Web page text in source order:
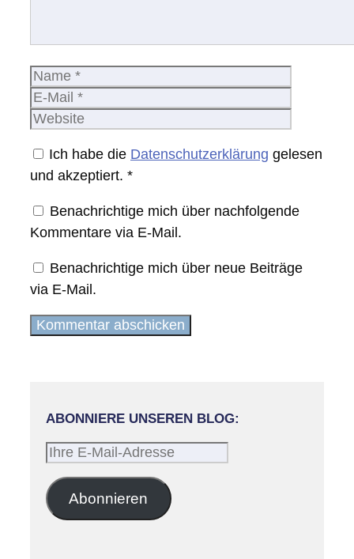
Name
Ich habe die Datenschutzerklärung gelesen
und akzeptiert. *
Benachrichtige mich über nachfolgende
Kommentare via E-Mail.
Benachrichtige mich über neue Beiträge
via E-Mail.
ABONNIERE UNSEREN BLOG:
Ihre
Mail-
Adresse
Abonnieren